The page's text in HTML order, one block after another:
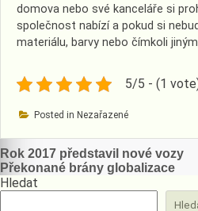
domova nebo své kanceláře si
společnost nabízí a pokud si
materiálu, barvy nebo čímkoli
5/5 - (1
Posted in Nezařazené
Navigace
pro
Rok 2017 představil nové vozy
Překonané brány globalizace
Hledat